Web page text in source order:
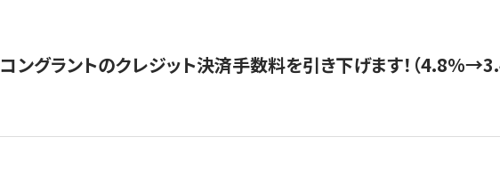
コングラントのクレジット決済手数料を引き下げます！（